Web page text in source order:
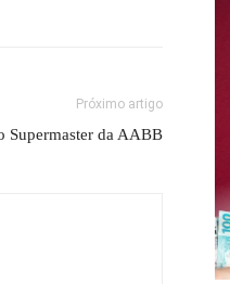
Próximo artigo
Supermaster da AABB